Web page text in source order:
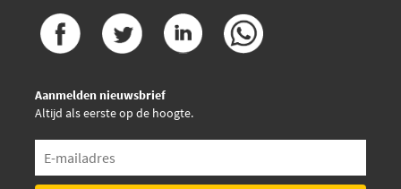
Aanmelden nieuwsbrief
Altijd als eerste op de hoogte.